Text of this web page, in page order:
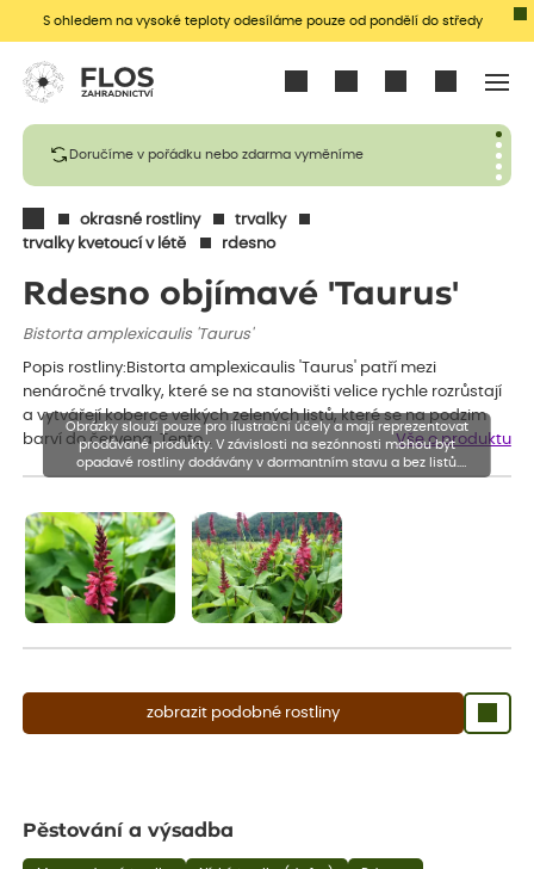
S ohledem na vysoké teploty odesíláme pouze od pondělí do středy
Doručíme v pořádku nebo zdarma vyměníme
okrasné rostliny
trvalky
trvalky kvetoucí v létě
rdesno
Rdesno objímavé 'Taurus'
Bistorta amplexicaulis 'Taurus'
Popis rostliny:Bistorta amplexicaulis 'Taurus' patří mezi
nenáročné trvalky, které se na stanovišti velice rychle rozrůstají
a vytvářejí koberce velkých zelených listů, které se na podzim
barví do červena. Tento…
Vše o produktu
zobrazit podobné rostliny
Obrázky slouží pouze pro ilustrační účely a mají reprezentovat
prodávané produkty. V závislosti na sezónnosti mohou být
opadavé rostliny dodávány v dormantním stavu a bez listů.
Rostliny mohou být také sestřiženy níže, než je uvedená výška,
Pěstování a výsadba